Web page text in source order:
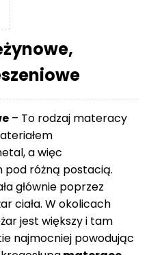
– To rodzaj materacy
a więc
pod różną postacią.
głównie poprzez
ciała. W okolicach
jest większy i tam
najmocniej powodując